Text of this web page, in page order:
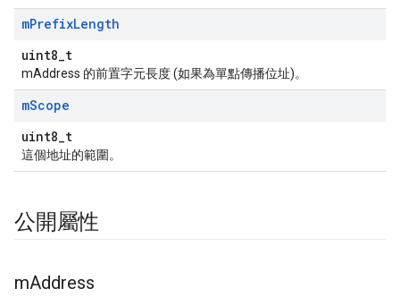
mPrefixLength
uint8_t
mAddress 的前置字元長度 (如果為單點傳播位址)。
mScope
uint8_t
這個地址的範圍。
公開屬性
mAddress